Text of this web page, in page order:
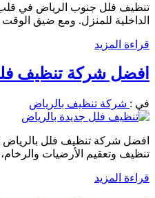
تنظيف فلل جنوب الرياض في قلب
الداخلية للمنزل. ومع ضيق
قراءة المزيد
افضل شركة تنظيف فلل بالرياض خصم 39%
في : شركة تنظيف بالرياض
افضل شركة تنظيف فلل بالرياض
تنظيف وتعقيم الأرضيات
قراءة المزيد